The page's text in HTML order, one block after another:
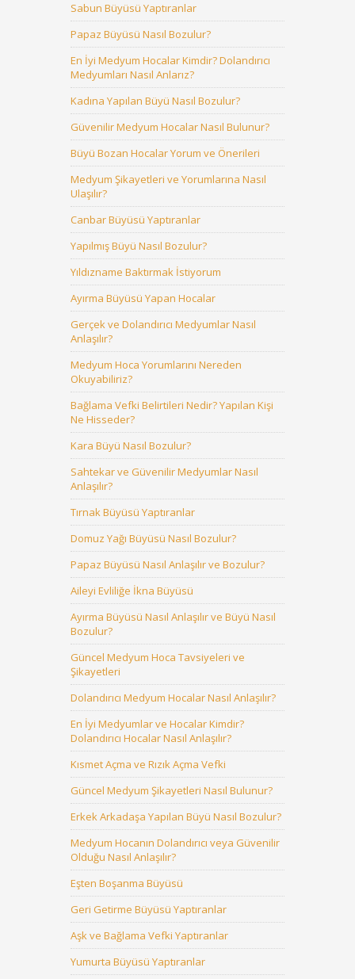
Sabun Büyüsü Yaptıranlar
Papaz Büyüsü Nasıl Bozulur?
En İyi Medyum Hocalar Kimdir? Dolandırıcı
Medyumları Nasıl Anlarız?
Kadına Yapılan Büyü Nasıl Bozulur?
Güvenilir Medyum Hocalar Nasıl Bulunur?
Büyü Bozan Hocalar Yorum ve Önerileri
Medyum Şikayetleri ve Yorumlarına Nasıl
Ulaşılır?
Canbar Büyüsü Yaptıranlar
Yapılmış Büyü Nasıl Bozulur?
Yıldızname Baktırmak İstiyorum
Ayırma Büyüsü Yapan Hocalar
Gerçek ve Dolandırıcı Medyumlar Nasıl
Anlaşılır?
Medyum Hoca Yorumlarını Nereden
Okuyabiliriz?
Bağlama Vefki Belirtileri Nedir? Yapılan Kişi
Ne Hisseder?
Kara Büyü Nasıl Bozulur?
Sahtekar ve Güvenilir Medyumlar Nasıl
Anlaşılır?
Tırnak Büyüsü Yaptıranlar
Domuz Yağı Büyüsü Nasıl Bozulur?
Papaz Büyüsü Nasıl Anlaşılır ve Bozulur?
Aileyi Evliliğe İkna Büyüsü
Ayırma Büyüsü Nasıl Anlaşılır ve Büyü Nasıl
Bozulur?
Güncel Medyum Hoca Tavsiyeleri ve
Şikayetleri
Dolandırıcı Medyum Hocalar Nasıl Anlaşılır?
En İyi Medyumlar ve Hocalar Kimdir?
Dolandırıcı Hocalar Nasıl Anlaşılır?
Kısmet Açma ve Rızık Açma Vefki
Güncel Medyum Şikayetleri Nasıl Bulunur?
Erkek Arkadaşa Yapılan Büyü Nasıl Bozulur?
Medyum Hocanın Dolandırıcı veya Güvenilir
Olduğu Nasıl Anlaşılır?
Eşten Boşanma Büyüsü
Geri Getirme Büyüsü Yaptıranlar
Aşk ve Bağlama Vefki Yaptıranlar
Yumurta Büyüsü Yaptıranlar